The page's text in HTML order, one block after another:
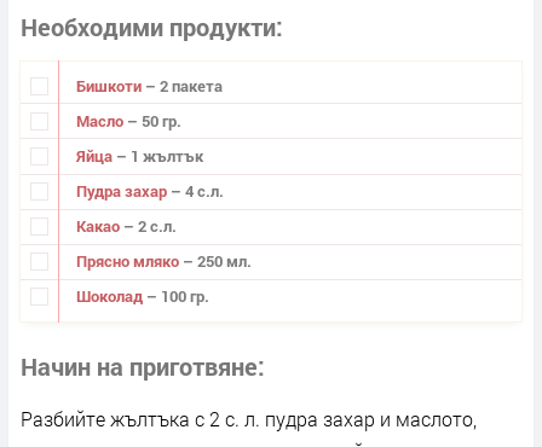
Необходими продукти
Бишкоти – 2 пакета
Масло – 50 гр.
Яйца – 1 жълтък
Пудра захар – 4 с.л.
Какао – 2 с.л.
Прясно мляко – 250 мл.
Шоколад – 100 гр.
Начин на приготвяне
Разбийте жълтъка с 2 с. л. пудра захар и маслото,